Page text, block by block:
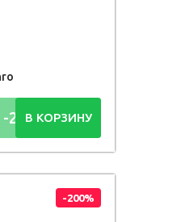
-21 474
В КОРЗИНУ
-200%